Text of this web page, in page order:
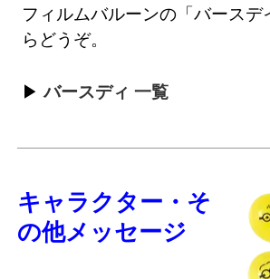
フィルムバルーンの「バースデ
らどうぞ。
バースディ 一覧
キャラクター・そ
の他メッセージ